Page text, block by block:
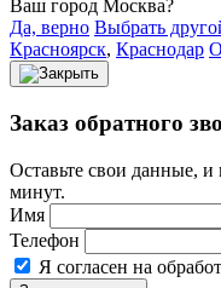
Ваш город Москва?
Да, верно Выбрать
Красноярск, Краснодар
Заказ обратного
Оставьте свои данные,
минут.
Имя
Телефон
Я согласен на